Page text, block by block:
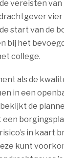
vereisten
start van de
bij het
college.
als de
in een
de
een
in kaart
kunt